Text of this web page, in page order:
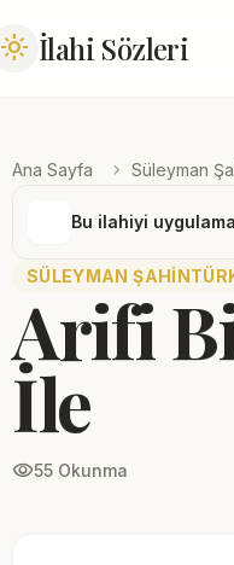
light_mode İlahi Sözleri
Ana Sayfa chevron_right Süleyman
Bu ilahiyi
SÜLEYMAN
Arifi
İle
visibility55 Okunma